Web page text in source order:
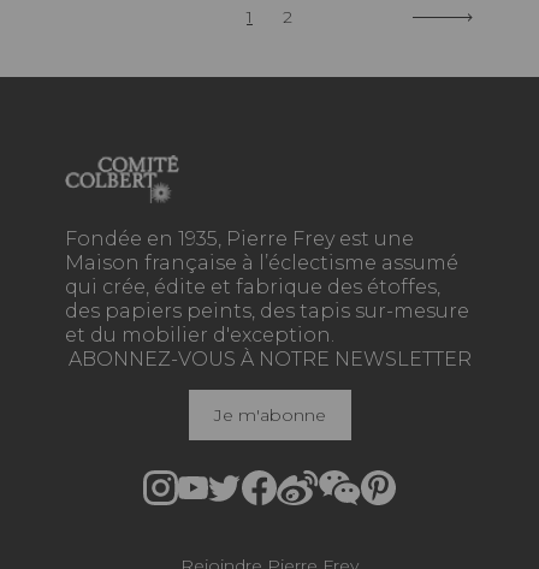
1 2
Fondée en 1935, Pierre Frey est une
Maison française à l’éclectisme assumé
qui crée, édite et fabrique des étoffes,
des papiers peints, des tapis sur-mesure
et du mobilier d'exception.
ABONNEZ-VOUS À NOTRE NEWSLETTER
Je m'abonne